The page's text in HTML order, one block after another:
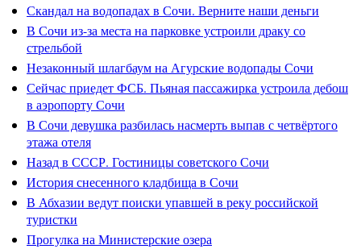
Скандал на водопадах в Сочи. Верните наши деньги
В Сочи из-за места на парковке устроили драку со
стрельбой
Незаконный шлагбаум на Агурские водопады Сочи
Сейчас приедет ФСБ. Пьяная пассажирка устроила дебош
в аэропорту Сочи
В Сочи девушка разбилась насмерть выпав с четвёртого
этажа отеля
Назад в СССР. Гостиницы советского Сочи
История снесенного кладбища в Сочи
В Абхазии ведут поиски упавшей в реку российской
туристки
Прогулка на Министерские озера